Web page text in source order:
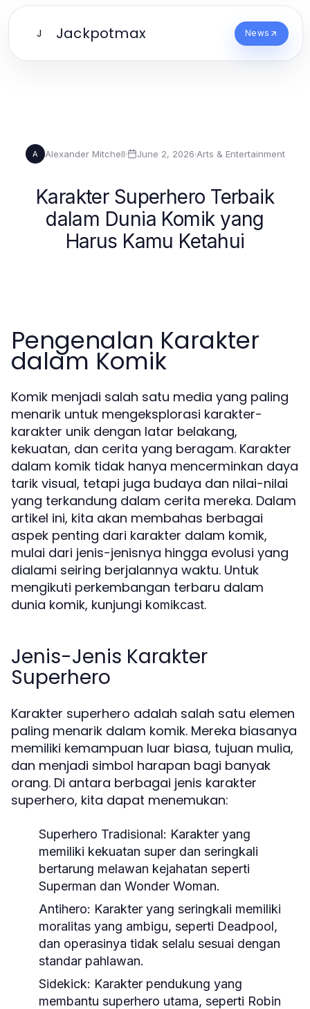
J Jackpotmax News
A Alexander Mitchell· June 2, 2026·Arts & Entertainment
Karakter Superhero Terbaik
dalam Dunia Komik yang
Harus Kamu Ketahui
Pengenalan Karakter
dalam Komik
Komik menjadi salah satu media yang paling
menarik untuk mengeksplorasi karakter-
karakter unik dengan latar belakang,
kekuatan, dan cerita yang beragam. Karakter
dalam komik tidak hanya mencerminkan daya
tarik visual, tetapi juga budaya dan nilai-nilai
yang terkandung dalam cerita mereka. Dalam
artikel ini, kita akan membahas berbagai
aspek penting dari karakter dalam komik,
mulai dari jenis-jenisnya hingga evolusi yang
dialami seiring berjalannya waktu. Untuk
mengikuti perkembangan terbaru dalam
dunia komik, kunjungi komikcast.
Jenis-Jenis Karakter
Superhero
Karakter superhero adalah salah satu elemen
paling menarik dalam komik. Mereka biasanya
memiliki kemampuan luar biasa, tujuan mulia,
dan menjadi simbol harapan bagi banyak
orang. Di antara berbagai jenis karakter
superhero, kita dapat menemukan:
Superhero Tradisional: Karakter yang
memiliki kekuatan super dan seringkali
bertarung melawan kejahatan seperti
Superman dan Wonder Woman.
Antihero: Karakter yang seringkali memiliki
moralitas yang ambigu, seperti Deadpool,
dan operasinya tidak selalu sesuai dengan
standar pahlawan.
Sidekick: Karakter pendukung yang
membantu superhero utama, seperti Robin